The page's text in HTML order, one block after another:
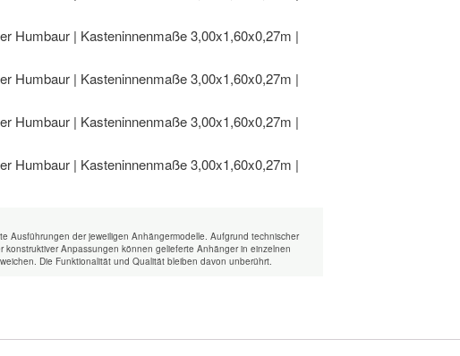
Ausführungen der jeweiligen Anhängermodelle. Aufgrund technischer
konstruktiver Anpassungen können gelieferte Anhänger in einzelnen
Die Funktionalität und Qualität bleiben davon unberührt.